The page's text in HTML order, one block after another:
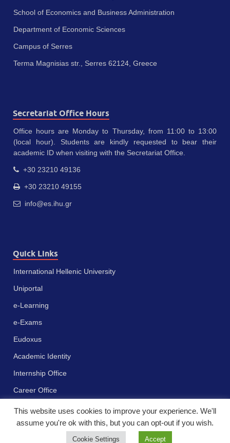
School of Economics and Business Administration
Department of Economic Sciences
Campus of Serres
Terma Magnisias str., Serres 62124, Greece
Secretariat Office Hours
Office hours are Monday to Thursday, from 11:00 to 13:00
(local hour). Students are kindly requested to bear their
academic ID when visiting with the Secretariat Office.
+30 23210 49136
+30 23210 49155
info@es.ihu.gr
Quick Links
International Hellenic University
Uniportal
e-Learning
e-Exams
Eudoxus
Academic Identity
Internship Office
Career Office
This website uses cookies to improve your experience. We'll
assume you're ok with this, but you can opt-out if you wish.
Cookie Settings Accept